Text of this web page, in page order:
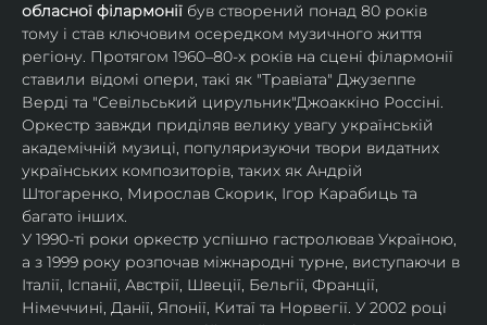
обласної філармонії був створений понад 80 років
тому і став ключовим осередком музичного життя
регіону. Протягом 1960–80-х років на сцені філармонії
ставили відомі опери, такі як "Травіата" Джузеппе
Верді та "Севільський цирульник"Джоаккіно Россіні.
Оркестр завжди приділяв велику увагу українській
академічній музиці, популяризуючи твори видатних
українських композиторів, таких як Андрій
Штогаренко, Мирослав Скорик, Ігор Карабиць та
багато інших.
У 1990-ті роки оркестр успішно гастролював Україною,
а з 1999 року розпочав міжнародні турне, виступаючи в
Італії, Іспанії, Австрії, Швеції, Бельгії, Франції,
Німеччині, Данії, Японії, Китаї та Норвегії. У 2002 році